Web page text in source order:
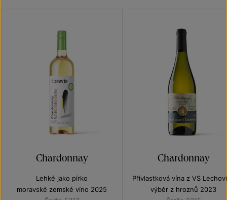
Chardonnay
Lehké jako pírko
moravské zemské víno 2025
Chardonnay
Přívlastková vína z VS
výběr z hroznů 2023